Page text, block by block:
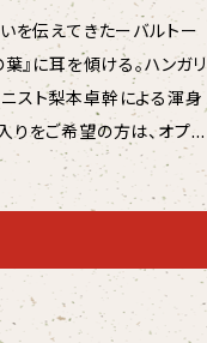
』に耳を傾ける。ハンガリ
スト梨本卓幹による渾身
レデリック・
ド第1番 ト短調 Op.23